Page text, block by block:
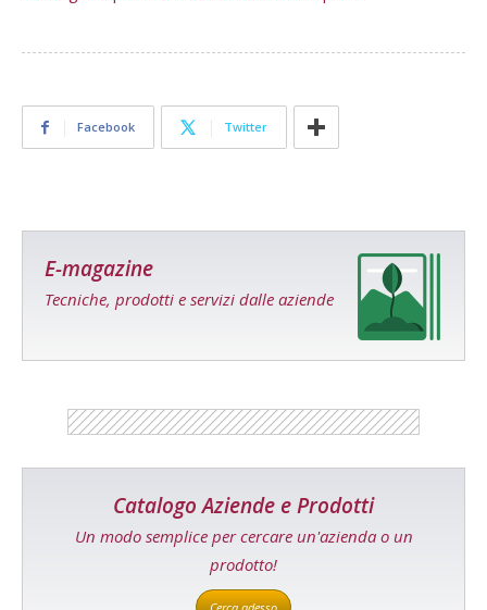
Facebook Twitter
E-magazine
Tecniche, prodotti e servizi dalle aziende
Catalogo Aziende e Prodotti
Un modo semplice per cercare un'azienda o un
prodotto!